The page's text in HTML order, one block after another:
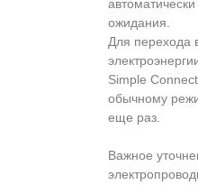
ожидания.
Для перехода
Simple
обычному
еще раз.
Важное